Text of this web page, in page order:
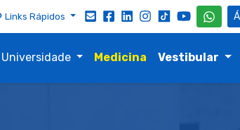
Links Rápidos
Universidade Medicina Vestibular